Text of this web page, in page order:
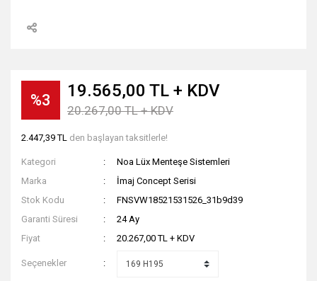
%3 19.565,00 TL + KDV
20.267,00 TL + KDV
2.447,39 TL den başlayan taksitlerle!
Kategori
Noa Lüx Menteşe Sistemleri
Marka
İmaj Concept Serisi
Stok Kodu
FNSVW18521531526_31b9d39
Garanti Süresi
24 Ay
Fiyat
20.267,00 TL + KDV
Seçenekler